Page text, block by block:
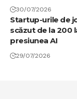
30/07/2026
Startup-urile de
scăzut de la 200
presiunea AI
29/07/2026